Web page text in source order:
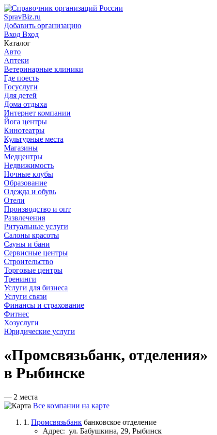
SpravBiz.ru
Добавить организацию
Вход Вход
Каталог
Авто
Аптеки
Ветеринарные клиники
Где поесть
Госуслуги
Для детей
Дома отдыха
Интернет компании
Йога центры
Кинотеатры
Культурные места
Магазины
Медцентры
Недвижимость
Ночные клубы
Образование
Одежда и обувь
Отели
Производство и опт
Развлечения
Ритуальные услуги
Салоны красоты
Сауны и бани
Сервисные центры
Строительство
Торговые центры
Тренинги
Услуги для бизнеса
Услуги связи
Финансы и страхование
Фитнес
Хозуслуги
Юридические услуги
«Промсвязьбанк, отделения»
в Рыбинске
— 2 места
Все компании на карте
1. Промсвязьбанк банковское отделение
Адрес: ул. Бабушкина, 29, Рыбинск